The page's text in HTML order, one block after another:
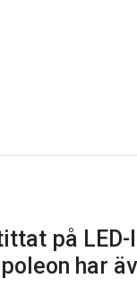
på LED-
har